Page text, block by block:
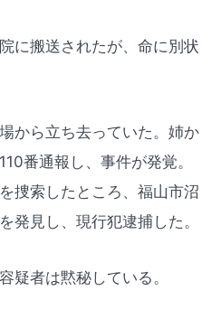
に搬送されたが、命に別状
から立ち去っていた。姉か
番通報し、事件が発覚。
捜索したところ、福山市沼
発見し、現行犯逮捕した。
疑者は黙秘している。